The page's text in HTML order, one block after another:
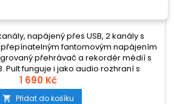
MINI4
napájený přes USB, 2 kanály s
fantomovým napájením
přehrávač a rekordér médií s
Pult funguje i jako audio rozhraní s
bit. Nechybí ani vestavěný echo efekt
pro kanály 1 a 2.
1 690 Kč
 Přidat do košíku